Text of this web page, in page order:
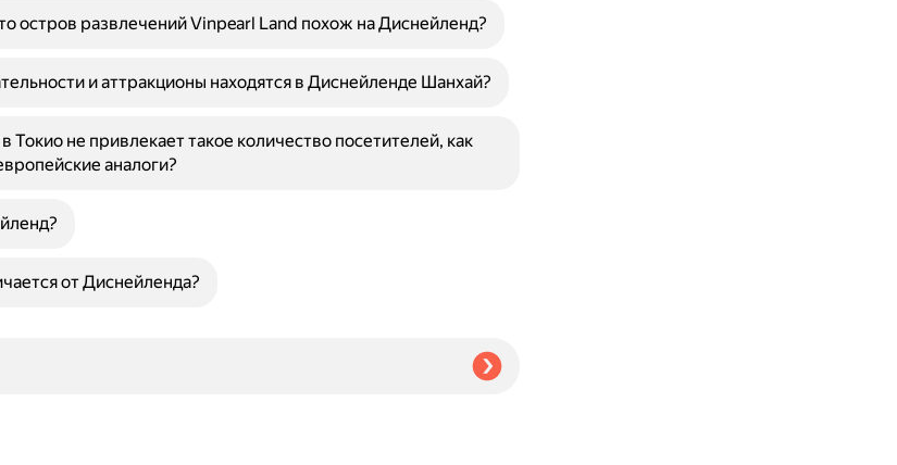
остров развлечений Vinpearl Land похож на Диснейленд?
и аттракционы находятся в Диснейленде Шанхай?
не привлекает такое количество посетителей, как
аналоги?
от Диснейленда?